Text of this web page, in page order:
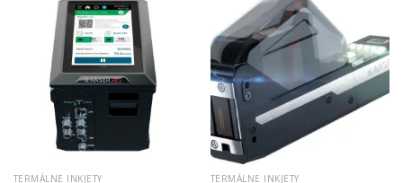
TERMÁLNE INKJETY TERMÁLNE INKJETY